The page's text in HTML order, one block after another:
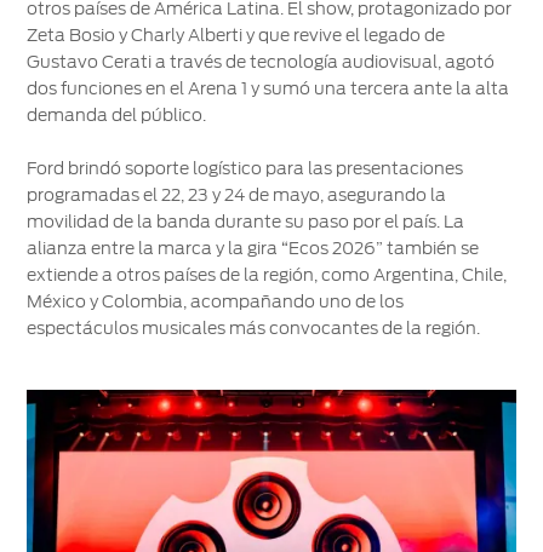
SYNC ® -
Conectividad
Guía
Ford
app
Agendamiento
Online
otros países de América Latina. El show, protagonizado por
Zeta Bosio y Charly Alberti y que revive el legado de
Gustavo Cerati a través de tecnología audiovisual, agotó
dos funciones en el Arena 1 y sumó una tercera ante la alta
demanda del público.
Ford brindó soporte logístico para las presentaciones
programadas el 22, 23 y 24 de mayo, asegurando la
movilidad de la banda durante su paso por el país. La
alianza entre la marca y la gira “Ecos 2026” también se
extiende a otros países de la región, como Argentina, Chile,
México y Colombia, acompañando uno de los
espectáculos musicales más convocantes de la región.